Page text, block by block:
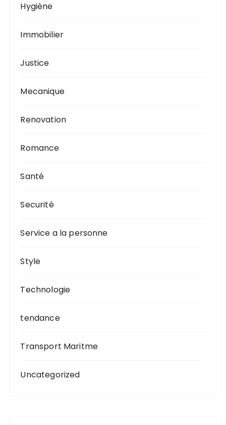
Hygiène
Immobilier
Justice
Mecanique
Renovation
Romance
Santé
Securité
Service a la personne
Style
Technologie
tendance
Transport Maritme
Uncategorized